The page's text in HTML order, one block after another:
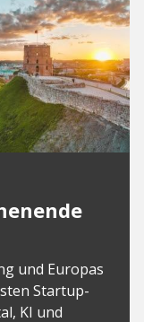
und Europas
Startup-
KI und